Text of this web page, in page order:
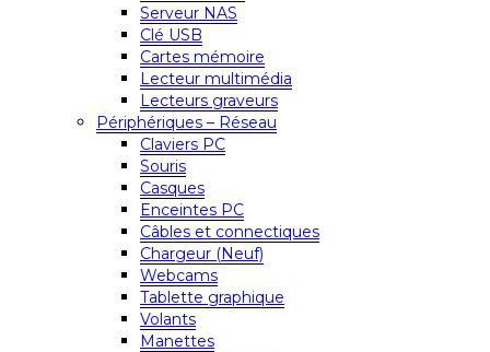
Serveur NAS
Clé USB
Cartes mémoire
Lecteur multimédia
Lecteurs graveurs
Périphériques – Réseau
Claviers PC
Souris
Casques
Enceintes PC
Câbles et connectiques
Chargeur (Neuf)
Webcams
Tablette graphique
Volants
Manettes